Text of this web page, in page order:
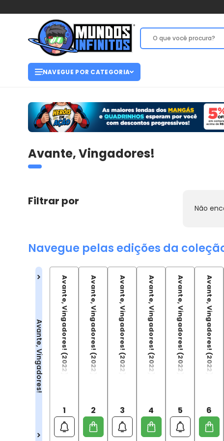
NAVEGUE POR CATEGORIA
Avante, Vingadores!
Filtrar por
Não
Navegue pelas edições da
Avante, Vingadores! Avante, Vingadores! (2022) - 01
1
Avante, Vingadores! (2022) - 02
2
Avante, Vingadores! (2022) - 03
3
Avante, Vingadores! (2022) - 04
4
Avante, Vingadores! (2022) - 05
5
Avante, Vingadores! (2022) - 06
6